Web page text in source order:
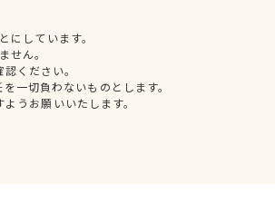
しています。
せん。
ください。
一切負わないものとします。
うお願いいたします。